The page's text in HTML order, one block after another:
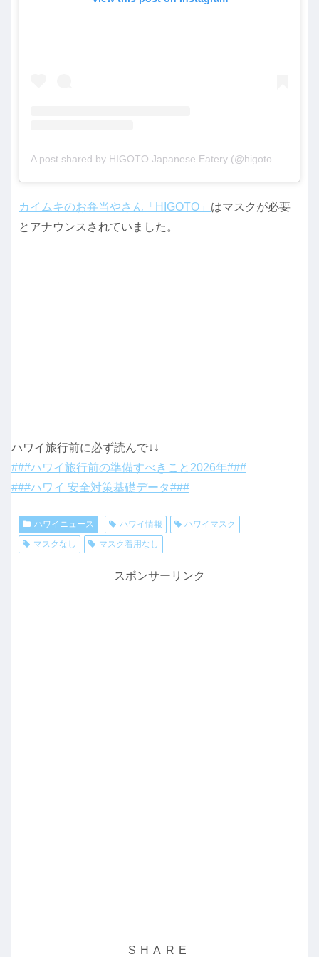
カイムキのお弁当やさん「HIGOTO」 はマスクが必要
とアナウンスされていました。
ハワイ旅行前に必ず読んで↓↓
###ハワイ旅行前の準備すべきこと2026年###
###ハワイ 安全対策基礎データ###
ハワイニュース ハワイ情報
ハワイマスク
マスクなし
マスク着用なし
スポンサーリンク